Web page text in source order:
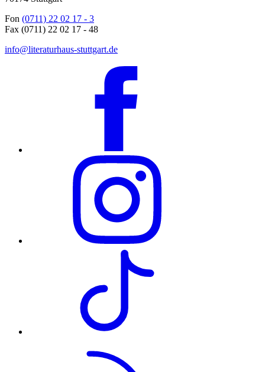
Fon (0711) 22 02 17 - 3
Fax (0711) 22 02 17 - 48
info@literaturhaus-stuttgart.de